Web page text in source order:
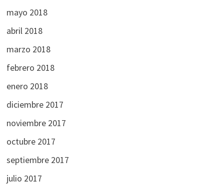
mayo 2018
abril 2018
marzo 2018
febrero 2018
enero 2018
diciembre 2017
noviembre 2017
octubre 2017
septiembre 2017
julio 2017